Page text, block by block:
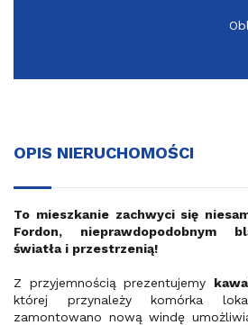
OPIS NIERUCHOMOŚCI
To mieszkanie zachwyci się
Fordon, nieprawdopodobnym
światła i przestrzenią!
Z przyjemnością prezentujemy
której przynależy komórka
zamontowano nową windę